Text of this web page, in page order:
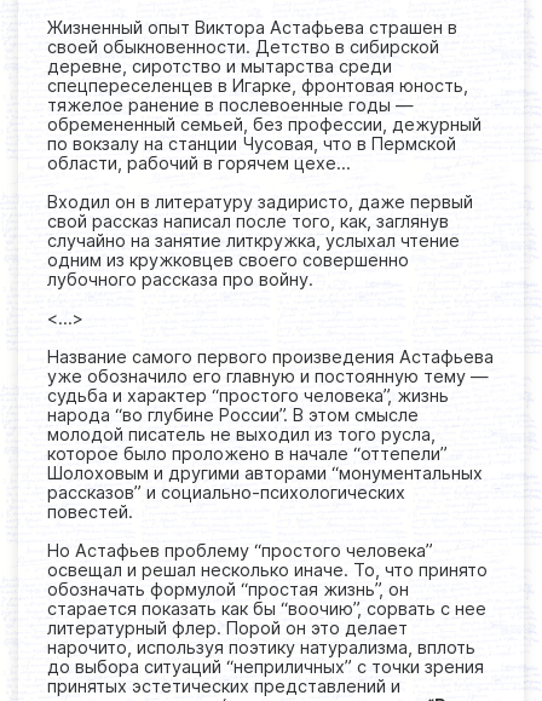
Жизненный опыт Виктора Астафьева страшен в
своей обыкновенности. Детство в сибирской
деревне, сиротство и мытарства среди
спецпереселенцев в Игарке, фронтовая юность,
тяжелое ранение в послевоенные годы —
обремененный семьей, без профессии, дежурный
по вокзалу на станции Чусовая, что в Пермской
области, рабочий в горячем цехе…
Входил он в литературу задиристо, даже первый
свой рассказ написал после того, как, заглянув
случайно на занятие литкружка, услыхал чтение
одним из кружковцев своего совершенно
лубочного рассказа про войну.
<...>
Название самого первого произведения Астафьева
уже обозначило его главную и постоянную тему —
судьба и характер “простого человека”, жизнь
народа “во глубине России”. В этом смысле
молодой писатель не выходил из того русла,
которое было проложено в начале “оттепели”
Шолоховым и другими авторами “монументальных
рассказов” и социально-психологических
повестей.
Но Астафьев проблему “простого человека”
освещал и решал несколько иначе. То, что принято
обозначать формулой “простая жизнь”, он
старается показать как бы “воочию”, сорвать с нее
литературный флер. Порой он это делает
нарочито, используя поэтику натурализма, вплоть
до выбора ситуаций “неприличных” с точки зрения
принятых эстетических представлений и